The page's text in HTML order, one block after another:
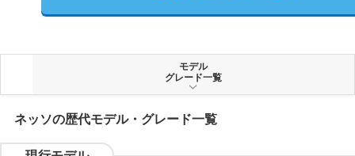
モデル
グレード一覧
ネッソの歴代モデル・グレード一覧